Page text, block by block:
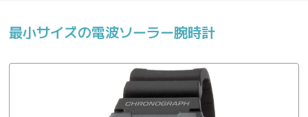
最小サイズの電波ソーラー腕時計